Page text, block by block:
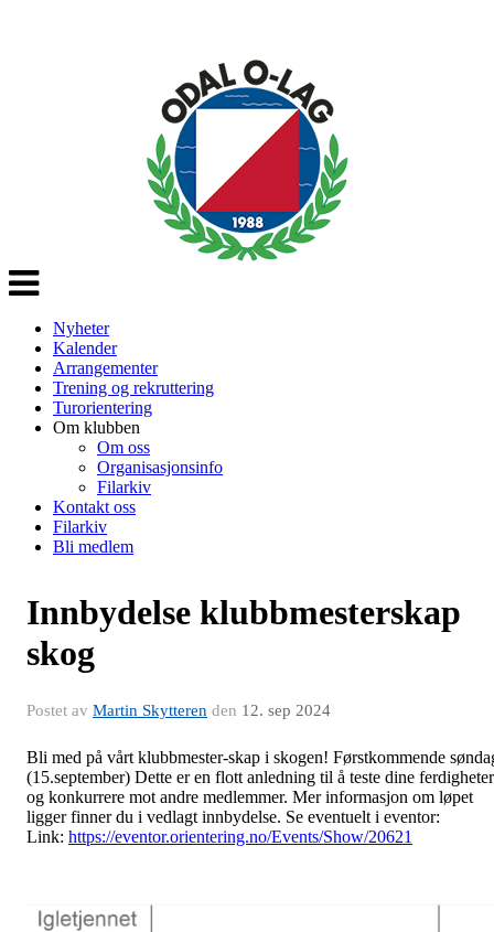
Veksle
navigasjon
Nyheter
Kalender
Arrangementer
Trening og rekruttering
Turorientering
Om klubben
Om oss
Organisasjonsinfo
Filarkiv
Kontakt oss
Filarkiv
Bli medlem
Innbydelse klubbmesterskap
skog
Postet av Martin Skytteren den 12. sep 2024
Bli med på vårt klubbmester-skap i skogen! Førstkommende
(15.september) Dette er en flott anledning til å teste dine ferdigheter
og konkurrere mot andre medlemmer. Mer informasjon om løpet
ligger finner du i vedlagt innbydelse. Se eventuelt i eventor:
Link: https://eventor.orientering.no/Events/Show/20621